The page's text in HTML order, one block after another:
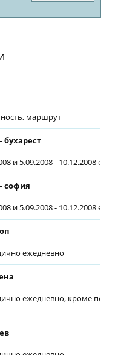
маршрут
и 5.09.2008 - 10.12.2008
софия
и 5.09.2008 - 10.12.2008
ежедневно
ежедневно, кроме